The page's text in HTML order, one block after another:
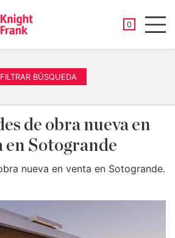
0
FILTRAR BÚSQUEDA
de obra nueva en
en Sotogrande
nueva en venta en Sotogrande.